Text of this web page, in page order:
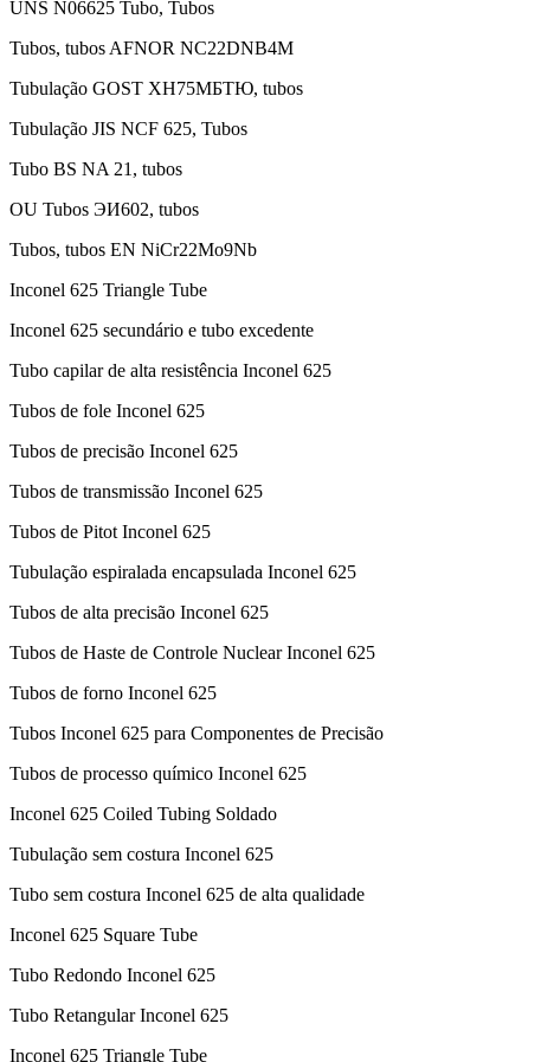
UNS N06625 Tubo, Tubos
Tubos, tubos AFNOR NC22DNB4M
Tubulação GOST ХН75МБТЮ, tubos
Tubulação JIS NCF 625, Tubos
Tubo BS NA 21, tubos
OU Tubos ЭИ602, tubos
Tubos, tubos EN NiCr22Mo9Nb
Inconel 625 Triangle Tube
Inconel 625 secundário e tubo excedente
Tubo capilar de alta resistência Inconel 625
Tubos de fole Inconel 625
Tubos de precisão Inconel 625
Tubos de transmissão Inconel 625
Tubos de Pitot Inconel 625
Tubulação espiralada encapsulada Inconel 625
Tubos de alta precisão Inconel 625
Tubos de Haste de Controle Nuclear Inconel 625
Tubos de forno Inconel 625
Tubos Inconel 625 para Componentes de Precisão
Tubos de processo químico Inconel 625
Inconel 625 Coiled Tubing Soldado
Tubulação sem costura Inconel 625
Tubo sem costura Inconel 625 de alta qualidade
Inconel 625 Square Tube
Tubo Redondo Inconel 625
Tubo Retangular Inconel 625
Inconel 625 Triangle Tube